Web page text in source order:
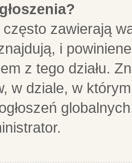
często zawierają
i
z tego działu.
w dziale, w